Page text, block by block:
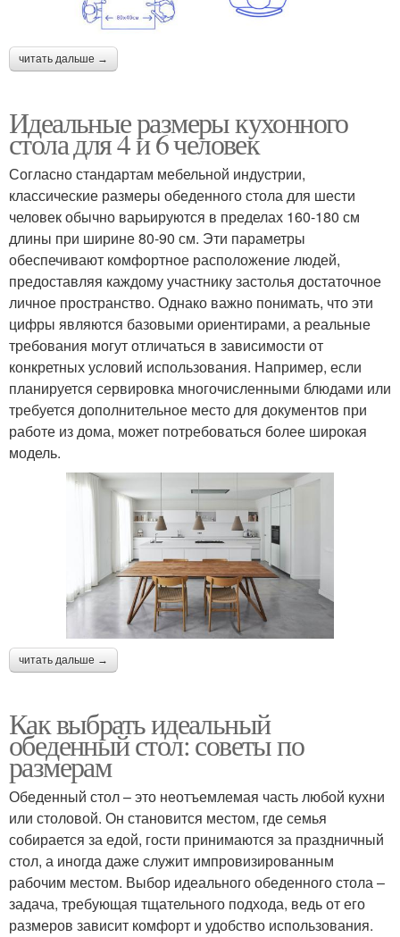
читать дальше →
Идеальные размеры кухонного
стола для 4 и 6 человек
Согласно стандартам мебельной индустрии,
классические размеры обеденного стола для шести
человек обычно варьируются в пределах 160-180 см
длины при ширине 80-90 см. Эти параметры
обеспечивают комфортное расположение людей,
предоставляя каждому участнику застолья достаточное
личное пространство. Однако важно понимать, что эти
цифры являются базовыми ориентирами, а реальные
требования могут отличаться в зависимости от
конкретных условий использования. Например, если
планируется сервировка многочисленными блюдами или
требуется дополнительное место для документов при
работе из дома, может потребоваться более широкая
модель.
читать дальше →
Как выбрать идеальный
обеденный стол: советы по
размерам
Обеденный стол – это неотъемлемая часть любой кухни
или столовой. Он становится местом, где семья
собирается за едой, гости принимаются за праздничный
стол, а иногда даже служит импровизированным
рабочим местом. Выбор идеального обеденного стола –
задача, требующая тщательного подхода, ведь от его
размеров зависит комфорт и удобство использования.